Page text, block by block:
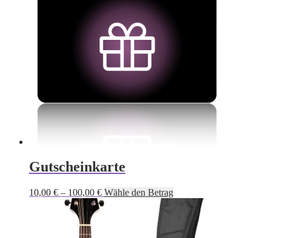
Gutscheinkarte
10,00 € – 100,00 € Wähle den BetragDieses
Produkt
weist
mehrere
Varianten